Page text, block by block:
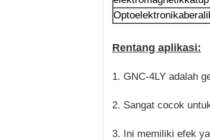
Optoelektronika
Rentang aplikasi:
1. GNC-4LY adalah
2. Sangat cocok
3. Ini memiliki efek